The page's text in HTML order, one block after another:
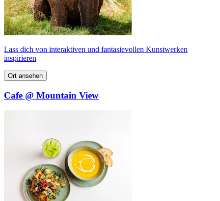
Lass dich von interaktiven und fantasievollen Kunstwerken
inspirieren
Ort ansehen
Cafe @ Mountain View